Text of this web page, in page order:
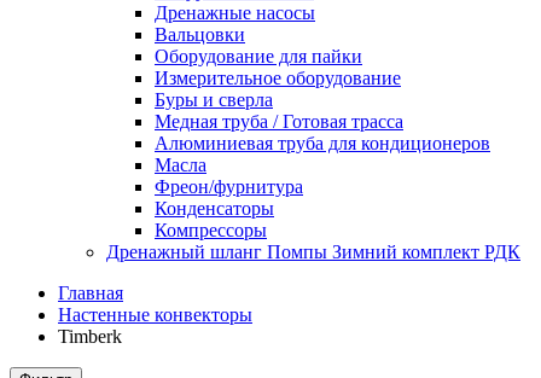
Дренажные насосы
Вальцовки
Оборудование для пайки
Измерительное оборудование
Буры и сверла
Медная труба / Готовая трасса
Алюминиевая труба для кондиционеров
Масла
Фреон/фурнитура
Конденсаторы
Компрессоры
Дренажный шланг Помпы Зимний комплект РДК
Главная
Настенные конвекторы
Timberk